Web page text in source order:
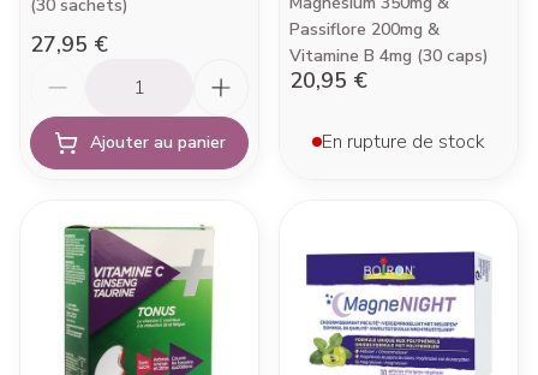
(30 sachets)
27,95 €
Ajouter au panier
Passiflore 200mg &
Vitamine B 4mg (30 caps)
20,95 €
En rupture de stock